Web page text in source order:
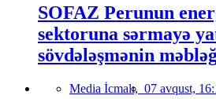
SOFAZ Perunun
sektoruna sərmayə
sövdələşmənin
Media İcmalı, 07 avqust,